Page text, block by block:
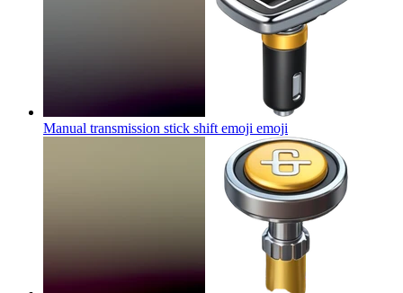
Manual transmission stick shift emoji emoji